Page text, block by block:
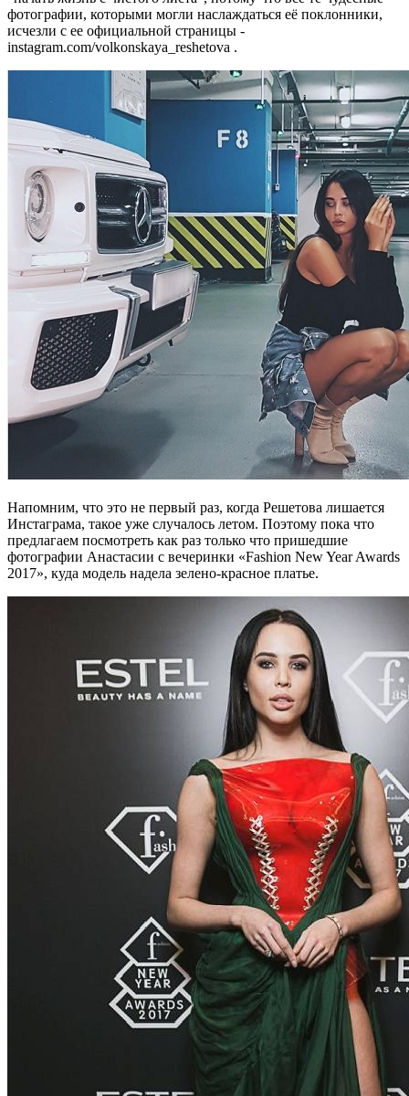
фотографии, которыми могли наслаждаться её поклонники,
исчезли с ее официальной страницы -
instagram.com/volkonskaya_reshetova .
Напомним, что это не первый раз, когда Решетова лишается
Инстаграма, такое уже случалось летом. Поэтому пока что
предлагаем посмотреть как раз только что пришедшие
фотографии Анастасии с вечеринки «Fashion New Year Awards
2017», куда модель надела зелено-красное платье.